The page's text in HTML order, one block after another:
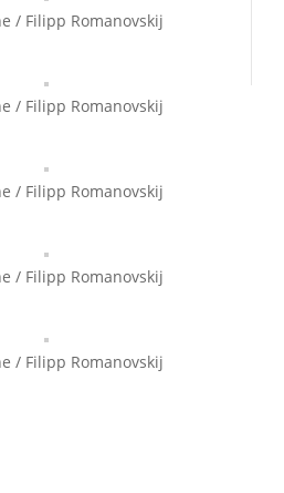
/ Filipp Romanovskij
/ Filipp Romanovskij
/ Filipp Romanovskij
/ Filipp Romanovskij
/ Filipp Romanovskij